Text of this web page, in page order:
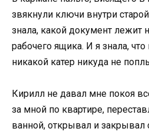
звякнули ключи внутри
знала, какой документ лежит
рабочего ящика. И я знала,
никакой катер никуда не
Кирилл не давал мне покоя
за мной по квартире,
ванной, открывал и закрывал